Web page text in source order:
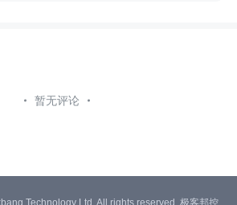
暂无评论
Technology Ltd. All rights reserved. 极客邦控